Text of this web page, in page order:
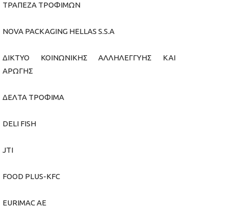
TΡΑΠΕΖΑ ΤΡΟΦΙΜΩΝ
ΝΟVA PACKAGING HELLAS S.S.A
ΔΙΚΤΥΟ ΚΟΙΝΩΝΙΚΗΣ ΑΛΛΗΛΕΓΓΥΗΣ ΚΑΙ
ΑΡΩΓΗΣ
ΔΕΛΤΑ ΤΡΟΦΙΜΑ
DELI FISH
JTI
FOOD PLUS-KFC
EURIMAC AE